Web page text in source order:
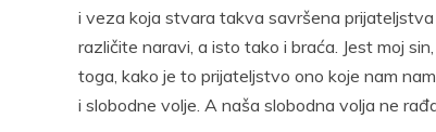
i veza koja stvara takva savršena
različite naravi, a isto tako i braća. Jest moj
toga, kako je to prijateljstvo ono koje nam
i slobodne volje. A naša slobodna volja ne